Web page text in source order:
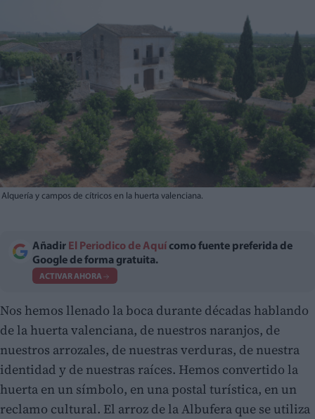
Alquería y campos de cítricos en la huerta valenciana.
Añadir El Periodico de Aquí como fuente preferida de
Google de forma gratuita.
ACTIVAR AHORA
Nos hemos llenado la boca durante décadas hablando
de la huerta valenciana, de nuestros naranjos, de
nuestros arrozales, de nuestras verduras, de nuestra
identidad y de nuestras raíces. Hemos convertido la
huerta en un símbolo, en una postal turística, en un
reclamo cultural. El arroz de la Albufera que se utiliza